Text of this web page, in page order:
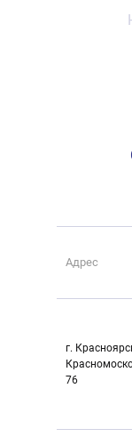
Адрес
г.
76